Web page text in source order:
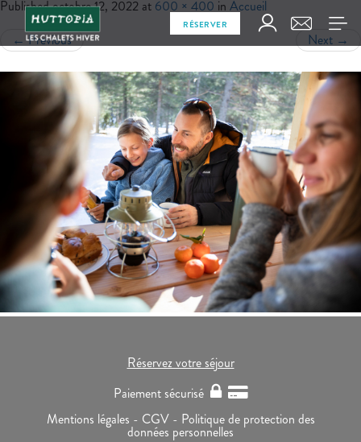
RÉSERVER
Publishedoctobre 12, 2022 at 600 × 400 in Accueil
←Previous Next →
Réservez votre séjour
Paiement sécurisé
Mentions légales - CGV - Politique de protection des
données personnelles